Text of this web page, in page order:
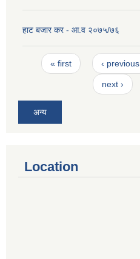
हाट बजार कर - आ.व २०७५/७६
Pages
« first ‹ previous
next ›
अन्य
Location